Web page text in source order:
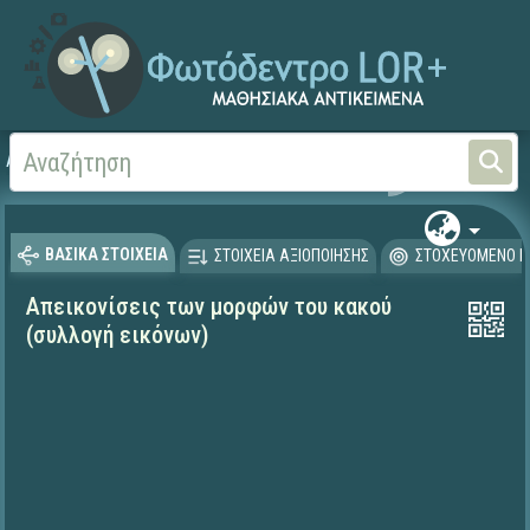
Αρχική
ΒΑΣΙΚΑ ΣΤΟΙΧΕΙΑ ΣΤΟΙΧΕΙΑ ΑΞΙΟΠΟΙΗΣΗΣ ΣΤΟΧΕΥΟΜΕΝΟ
Απεικονίσεις των μορφών του κακού
(συλλογή εικόνων)